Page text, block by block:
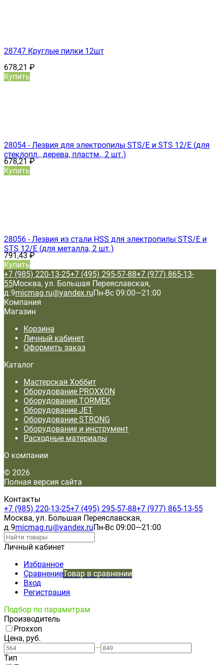
28747 Круглые пилки 12шт
678,21 ₽
Купить
28054 - Лезвия для электропилы STS/E и STS 12/E (для
стеклопл., дерева, пластм., 2 шт.)
678,21₽
Купить
28056 - Лезвия из стали HSS для электропилы STS/E и
STS 12/E (для металла, 2 шт.)
791,43₽
Купить
+7 (985) 220-13-25+7 (495) 295-57-88+7 (977) 865-13-
55Москва, ул. Большая Переяславская,
д.9micmag.ru@yandex.ruПн-Вс 09:00—21:00
Компания
Магазин
Корзина
Личный кабинет
Оформить заказ
Каталог
Мастерская Хоббит
Оборудование PROXXON
Оборудование TORMEK
Оборудование JET
Оборудование STRONG
Оборудование и инструмент
Расходные материалы
О компании
© 2026
Полная версия сайта
Контакты
+7 (985) 220-13-25+7 (495) 295-57-88+7 (977) 865-13-55
Москва, ул. Большая Переяславская,
д.9micmag.ru@yandex.ruПн-Вс 09:00—21:00
Личный кабинет
Избранное
СравнениеТовар в сравнении
Вход
Регистрация
Подбор по параметрам
Производитель
Proxxon
Цена, руб.
—
Тип